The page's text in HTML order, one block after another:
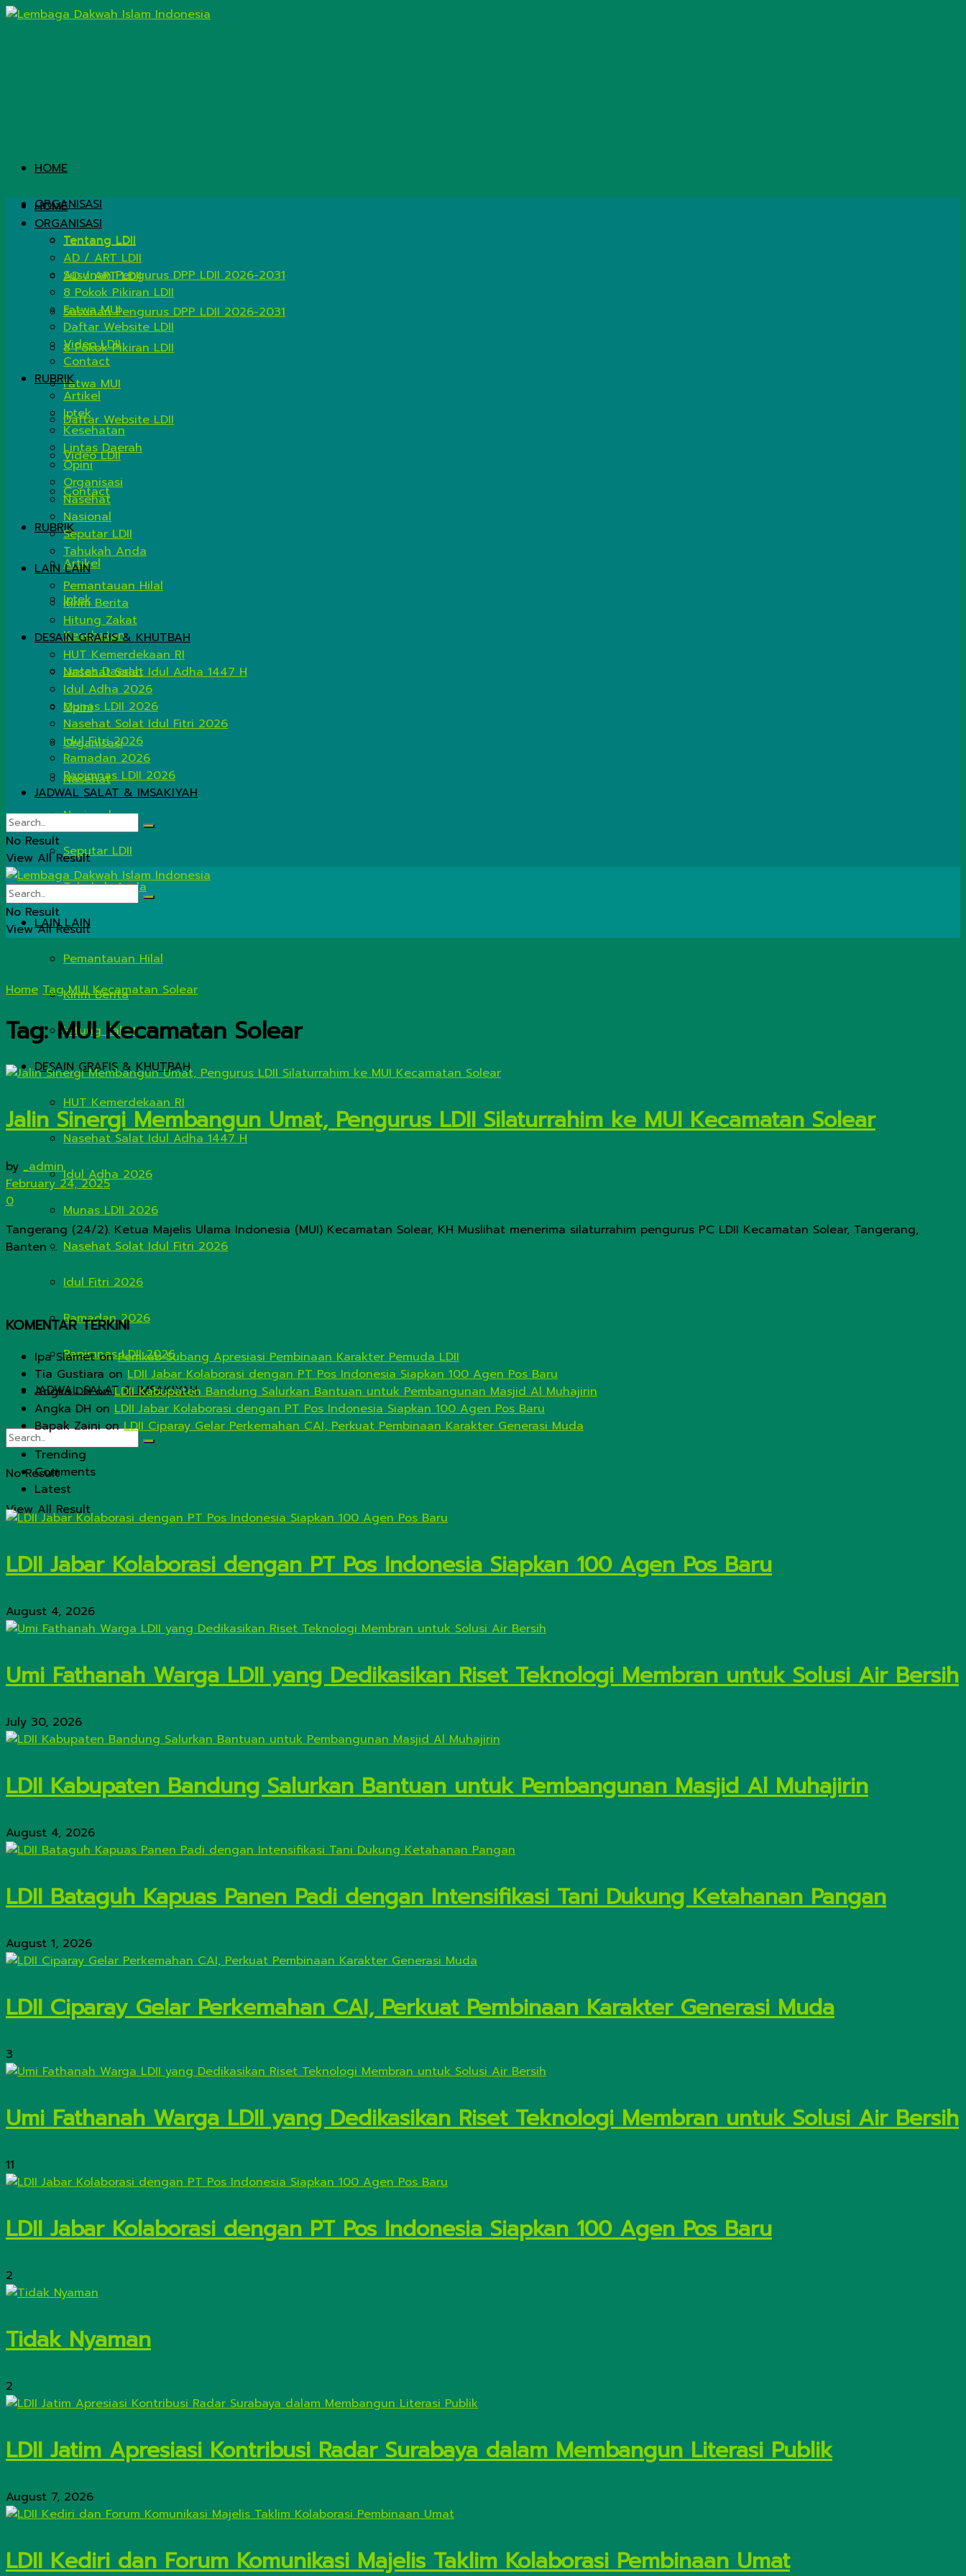
HOME
ORGANISASI
Tentang LDII
AD / ART LDII
Susunan Pengurus DPP LDII 2026-2031
8 Pokok Pikiran LDII
Fatwa MUI
Daftar Website LDII
Video LDII
Contact
RUBRIK
Artikel
Iptek
Kesehatan
Lintas Daerah
Opini
Organisasi
Nasehat
Nasional
Seputar LDII
Tahukah Anda
LAIN LAIN
Pemantauan Hilal
Kirim Berita
Hitung Zakat
DESAIN GRAFIS & KHUTBAH
HUT Kemerdekaan RI
Nasehat Salat Idul Adha 1447 H
Idul Adha 2026
Munas LDII 2026
Nasehat Solat Idul Fitri 2026
Idul Fitri 2026
Ramadan 2026
Rapimnas LDII 2026
JADWAL SALAT & IMSAKIYAH
No Result
View All Result
HOME
ORGANISASI
Tentang LDII
AD / ART LDII
Susunan Pengurus DPP LDII 2026-2031
8 Pokok Pikiran LDII
Fatwa MUI
Daftar Website LDII
Video LDII
Contact
RUBRIK
Artikel
Iptek
Kesehatan
Lintas Daerah
Opini
Organisasi
Nasehat
Nasional
Seputar LDII
Tahukah Anda
LAIN LAIN
Pemantauan Hilal
Kirim Berita
Hitung Zakat
DESAIN GRAFIS & KHUTBAH
HUT Kemerdekaan RI
Nasehat Salat Idul Adha 1447 H
Idul Adha 2026
Munas LDII 2026
Nasehat Solat Idul Fitri 2026
Idul Fitri 2026
Ramadan 2026
Rapimnas LDII 2026
JADWAL SALAT & IMSAKIYAH
No Result
View All Result
No Result
View All Result
Home Tag MUI Kecamatan Solear
Tag:MUI Kecamatan Solear
Jalin Sinergi Membangun Umat, Pengurus LDII Silaturrahim ke MUI Kecamatan Solear
by _admin
February 24, 2025
0
Tangerang (24/2). Ketua Majelis Ulama Indonesia (MUI) Kecamatan Solear, KH Muslihat menerima silaturrahim pengurus PC LDII Kecamatan Solear, Tangerang,
Banten ...
KOMENTAR TERKINI
Ipa SlametonPemkab Subang Apresiasi Pembinaan Karakter Pemuda LDII
Tia Gustiara on LDII Jabar Kolaborasi dengan PT Pos Indonesia Siapkan 100 Agen Pos Baru
Angka DHonLDII Kabupaten Bandung Salurkan Bantuan untuk Pembangunan Masjid Al Muhajirin
Angka DH on LDII Jabar Kolaborasi dengan PT Pos Indonesia Siapkan 100 Agen Pos Baru
Bapak ZainionLDII Ciparay Gelar Perkemahan CAI, Perkuat Pembinaan Karakter Generasi Muda
Trending
Comments
Latest
LDII Jabar Kolaborasi dengan PT Pos Indonesia Siapkan 100 Agen Pos Baru
August 4, 2026
Umi Fathanah Warga LDII yang Dedikasikan Riset Teknologi Membran untuk Solusi Air Bersih
July 30, 2026
LDII Kabupaten Bandung Salurkan Bantuan untuk Pembangunan Masjid Al Muhajirin
August 4, 2026
LDII Bataguh Kapuas Panen Padi dengan Intensifikasi Tani Dukung Ketahanan Pangan
August 1, 2026
LDII Ciparay Gelar Perkemahan CAI, Perkuat Pembinaan Karakter Generasi Muda
3
Umi Fathanah Warga LDII yang Dedikasikan Riset Teknologi Membran untuk Solusi Air Bersih
11
LDII Jabar Kolaborasi dengan PT Pos Indonesia Siapkan 100 Agen Pos Baru
2
Tidak Nyaman
2
LDII Jatim Apresiasi Kontribusi Radar Surabaya dalam Membangun Literasi Publik
August 7, 2026
LDII Kediri dan Forum Komunikasi Majelis Taklim Kolaborasi Pembinaan Umat